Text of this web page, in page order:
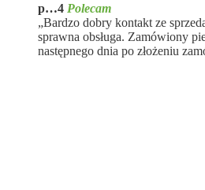
p…4 Polecam
„Bardzo dobry kontakt ze
sprawna obsługa. Zamówiony
następnego dnia po złożeniu